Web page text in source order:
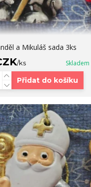
a Mikuláš sada 3ks
/ks Skladem
Přidat do košíku